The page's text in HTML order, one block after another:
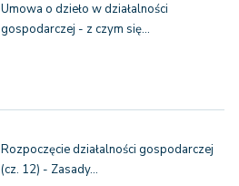
Umowa o dzieło w działalności
gospodarczej - z czym się…
Rozpoczęcie działalności gospodarczej
(cz. 12) - Zasady…